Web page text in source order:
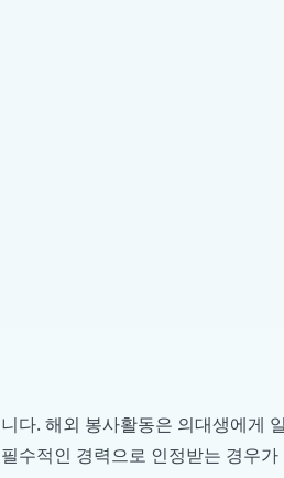
다. 해외 봉사활동은 의대생에게
수적인 경력으로 인정받는 경우가